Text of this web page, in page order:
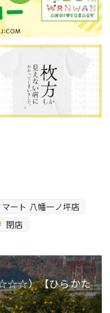
ート 八幡一ノ坪店
閉店
）【ひらかた